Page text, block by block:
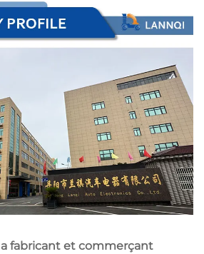
a fabricant et commerçant